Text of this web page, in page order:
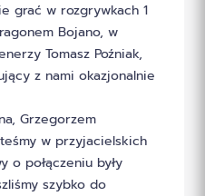
grać w rozgrywkach 1
Bojano, w
Tomasz Poźniak,
z nami okazjonalnie
Grzegorzem
w przyjacielskich
o połączeniu były
szybko do